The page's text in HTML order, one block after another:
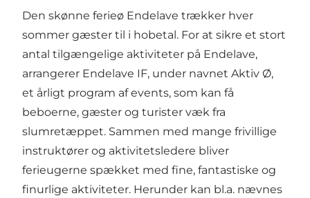
Den skønne ferieø Endelave trækker hver
sommer gæster til i hobetal. For at sikre et stort
antal tilgængelige aktiviteter på Endelave,
arrangerer Endelave IF, under navnet Aktiv Ø,
et årligt program af events, som kan få
beboerne, gæster og turister væk fra
slumretæppet. Sammen med mange frivillige
instruktører og aktivitetsledere bliver
ferieugerne spækket med fine, fantastiske og
finurlige aktiviteter. Herunder kan bl.a. nævnes